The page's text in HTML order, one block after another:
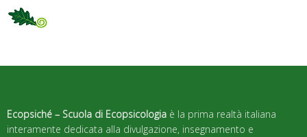
Ecopsiché – Scuola di Ecopsicologia è la prima realtà italiana
interamente dedicata alla divulgazione, insegnamento e